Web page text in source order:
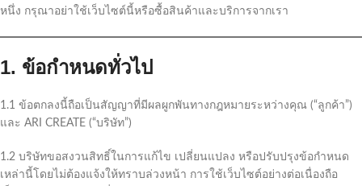
หนึ่ง กรุณาอย่าใช้เว็บไซต์นี้หรือซื้อสินค้าและบริการจากเรา
1. ข้อกำหนดทั่วไป
1.1 ข้อตกลงนี้ถือเป็นสัญญาที่มีผลผูกพันทางกฎหมายระหว่างคุณ (“ลูกค้า”)
และ ARI CREATE (“บริษัท”)
1.2 บริษัทขอสงวนสิทธิ์ในการแก้ไข เปลี่ยนแปลง หรือปรับปรุงข้อกำหนด
เหล่านี้โดยไม่ต้องแจ้งให้ทราบล่วงหน้า การใช้เว็บไซต์อย่างต่อเนื่องถือ